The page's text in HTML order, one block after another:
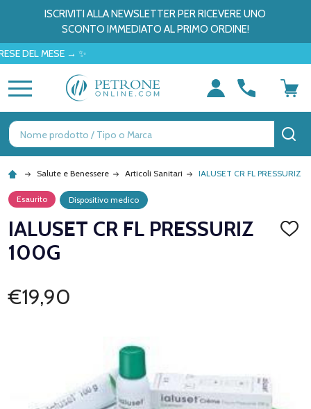
ISCRIVITI ALLA NEWSLETTER PER RICEVERE UNO
SCONTO IMMEDIATO AL PRIMO ORDINE!
MESE → ✨
Ricerca
Salute e Benessere Articoli Sanitari IALUSET CR FL PRESSURIZ
Esaurito Dispositivo medico
IALUSET CR FL PRESSURIZ
100G
€19,90